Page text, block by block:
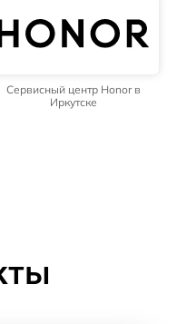
Сервисный центр Honor в
Иркутске